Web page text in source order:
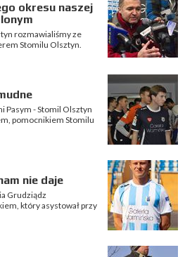
okresu naszej
rozmawialiśmy ze
Stomilu Olsztyn.
Pasym - Stomil Olsztyn
pomocnikiem Stomilu
nie daje
Grudziądz
który asystował przy